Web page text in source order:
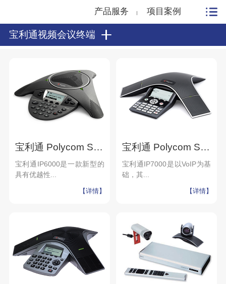
产品服务 项目案例
宝利通视频会议终端
宝利通 Polycom SoundStation IP6000
宝利通IP6000是一款新型的
具有优越性...
【详情】
宝利通 Polycom SoundStation IP7000
宝利通IP7000是以VoIP为基
础，其...
【详情】